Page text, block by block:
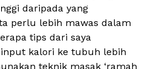
daripada yang
perlu lebih mawas dalam
tips dari saya
input kalori ke tubuh lebih
teknik masak ‘ramah